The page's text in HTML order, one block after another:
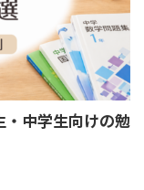
中学生向けの勉